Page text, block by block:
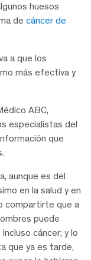
huesos
de cáncer de
a que los
más efectiva y
ABC,
especialistas del
que
aunque es del
en la salud y en
compartirte que a
puede
cáncer; y lo
que ya es tarde,